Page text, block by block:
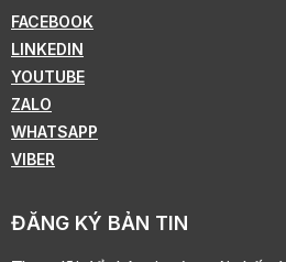
FACEBOOK
LINKEDIN
YOUTUBE
ZALO
WHATSAPP
VIBER
ĐĂNG KÝ BẢN TIN